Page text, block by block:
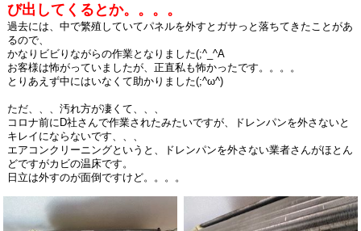
び出してくるとか。。。。
過去には、中で繁殖していてパネルを外すとガサっと落ちてきたことがあ
るので、
かなりビビりながらの作業となりました(;^_^A
お客様は怖がっていましたが、正直私も怖かったです。。。。
とりあえず中にはいなくて助かりました(;^ω^)
ただ、、、汚れ方が凄くて、、、
コロナ前にD社さんで作業されたみたいですが、ドレンパンを外さないと
キレイにならないです、、、
エアコンクリーニングというと、ドレンパンを外さない業者さんがほとん
どですがカビの温床です。
日立は外すのが面倒ですけど。。。。